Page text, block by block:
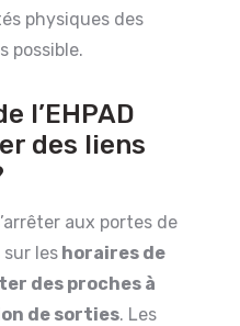
physiques des
possible.
l’EHPAD
des liens
aux portes de
sur les horaires de
des proches à
de sorties. Les